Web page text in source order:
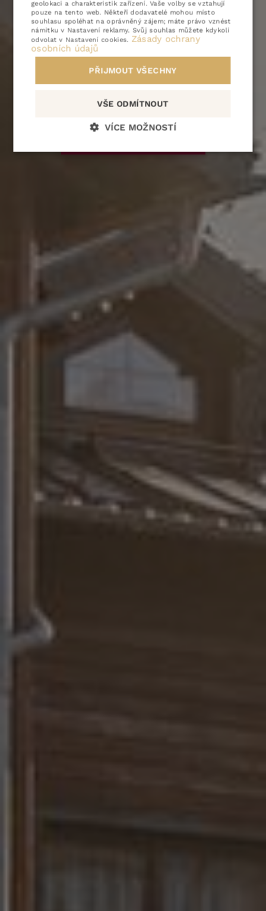
SPA & WELLNESS
ATRAKCE
GALERIA
KONTAKT
BOOKING
Historie našeho hotelu na
fotografiích
PODÍVEJTE SE DO NAŠÍ GALERIE
6 výhod
v případě přímé rezervace
CZECH
geolokaci a charakteristik zařízení. Vaše volby se vztahují
pouze na tento web. Někteří dodavatelé mohou místo
souhlasu spoléhat na oprávněný zájem; máte právo vznést
námitku v Nastavení reklamy. Svůj souhlas můžete kdykoli
odvolat v Nastavení cookies. Zásady ochrany
osobních údajů
PŘIJMOUT VŠECHNY
VŠE ODMÍTNOUT
VÍCE MOŽNOSTÍ